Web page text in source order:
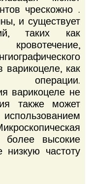
чрескожно .
и существует
таких как
как
операции.
варикоцеле не
также может
более высокие
частоту